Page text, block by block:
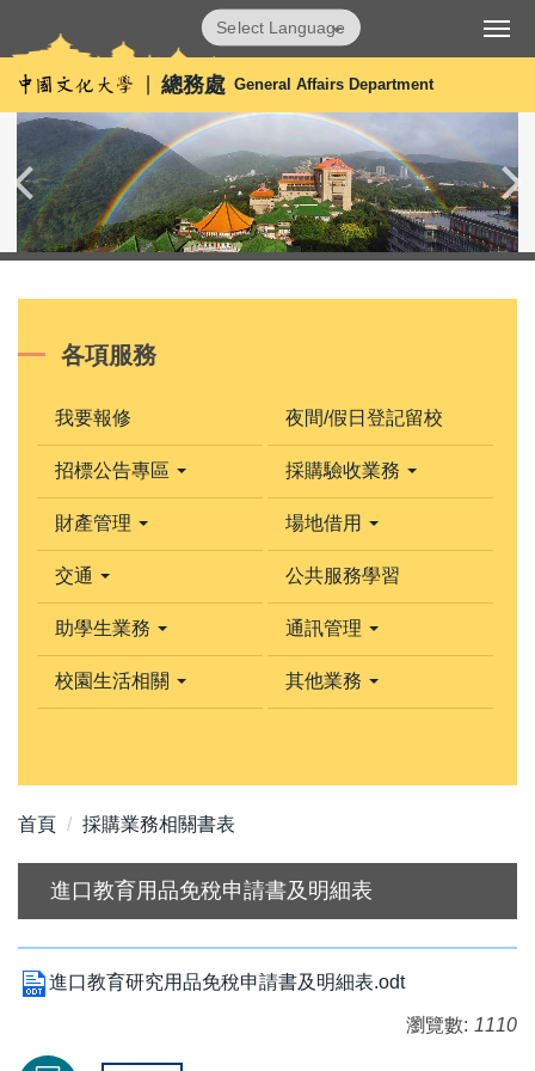
到
主
容
區
總務處 General Affairs Department
Translate
各項服務
我要報修 夜間/假日登記留校
招標公告專區 採購驗收業務
財產管理 場地借用
交通 公共服務學習
助學生業務 通訊管理
校園生活相關 其他業務
首頁 採購業務相關書表
進口教育用品免稅申請書及明細表
進口教育研究用品免稅申請書及明細表.odt
瀏覽數: 1110